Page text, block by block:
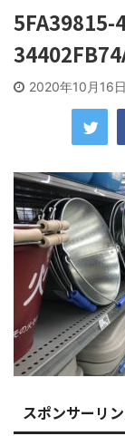
5FA39815-
2020年10月16日
スポンサーリ